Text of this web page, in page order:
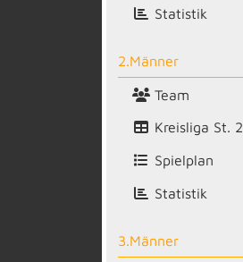
Statistik
2.Männer
Team
Kreisliga St. 2
Spielplan
Statistik
3.Männer